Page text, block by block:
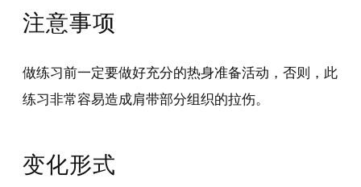
注意事项
做练习前一定要做好充分的热身准备活动，否则，此
练习非常容易造成肩带部分组织的拉伤。
变化形式